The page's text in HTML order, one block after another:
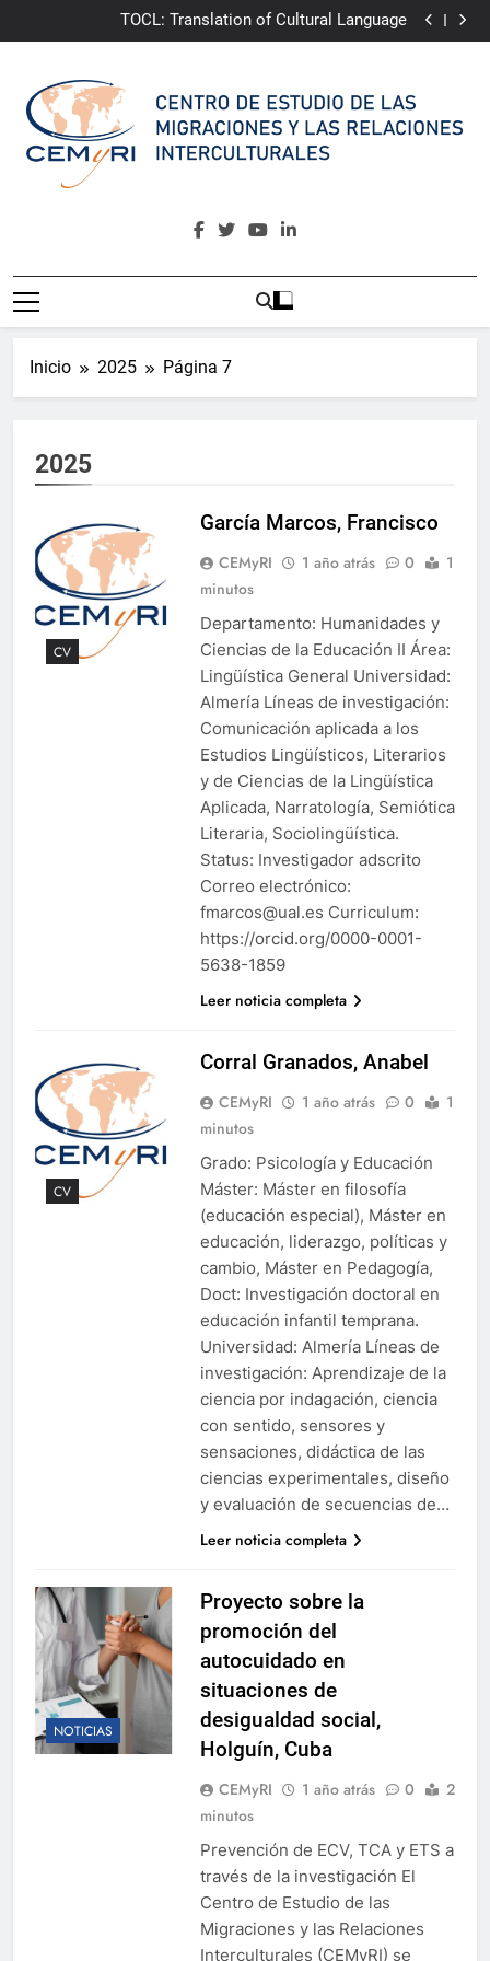
al
Community Awakening for Multicultural
Integrative Narrative of Almería
ePRI4ALL
CAMINA:Community Awakening for Multicultural
Integrative Narrative of Almería
ePRI4ALL
Centro De Estudio De Las Migraciones Y Las Relaciones
Inicio 2025 Página 7
2025
CV
García Marcos, Francisco
CEMyRI 1 año atrás 0
1
minutos
Departamento: Humanidades y
Ciencias de la Educación II Área:
Lingüística General Universidad:
Almería Líneas de investigación:
Comunicación aplicada a los
Estudios Lingüísticos, Literarios
y de Ciencias de la Lingüística
Aplicada, Narratología, Semiótica
Literaria, Sociolingüística.
Status: Investigador adscrito
Correo electrónico:
fmarcos@ual.es Curriculum:
https://orcid.org/0000-0001-
5638-1859
Leer noticia completa
CV
Corral Granados, Anabel
CEMyRI 1 año atrás 0
1
minutos
Grado: Psicología y Educación
Máster: Máster en filosofía
(educación especial), Máster en
educación, liderazgo, políticas y
cambio, Máster en Pedagogía,
Doct: Investigación doctoral en
educación infantil temprana.
Universidad: Almería Líneas de
investigación: Aprendizaje de la
ciencia por indagación, ciencia
con sentido, sensores y
sensaciones, didáctica de las
ciencias experimentales, diseño
y evaluación de secuencias de…
Leer noticia completa
NOTICIAS
Proyecto sobre la
promoción del
autocuidado en
situaciones de
desigualdad social,
Holguín, Cuba
CEMyRI 1 año atrás 0
2
minutos
Prevención de ECV, TCA y ETS a
través de la investigación El
Centro de Estudio de las
Migraciones y las Relaciones
Interculturales (CEMyRI) se